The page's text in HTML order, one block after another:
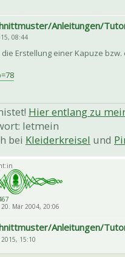
Anleitungen/
08:44
Erstellung einer Kapuze bzw.
Hier entlang zu
letmein
bei Kleiderkreisel und
20. Mär 2004, 20:06
Anleitungen/
2015, 15:10